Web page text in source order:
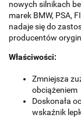
nowych silnikach
marek BMW, PSA,
nadaje się do
producentów
Właściwości:
Zmniejsza
obciążeniem
Doskonała
wskaźnik